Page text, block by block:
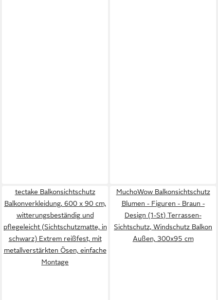
tectake Balkonsichtschutz
Balkonverkleidung, 600 x 90 cm,
witterungsbeständig und
pflegeleicht (Sichtschutzmatte, in
schwarz) Extrem reißfest, mit
metallverstärkten Ösen, einfache
Montage
MuchoWow Balkonsichtschutz
Blumen - Figuren - Braun -
Design (1-St) Terrassen-
Sichtschutz, Windschutz Balkon
Außen, 300x95 cm